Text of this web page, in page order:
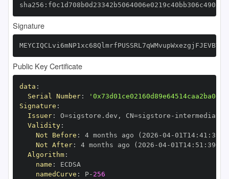
Signature
Public Key Certificate
data :
Serial Number:
Signature :
Issuer: O=sigstore.dev , CN=sigstore -
Validity:
Not Before : 4 months ago (2026 -04-01T14: 41 :
Not After: 4 months ago (2026 -04-01T14: 51 : 39+00
Algorithm:
name :
namedCurve : P- 256